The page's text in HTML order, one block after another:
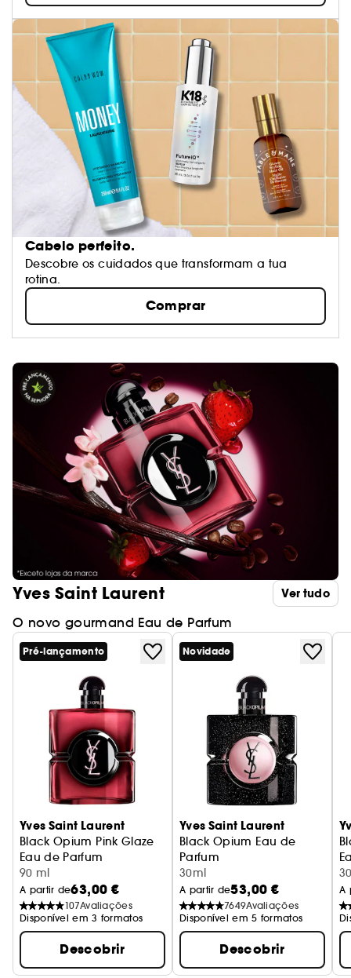
Cabelo perfeito.
Descobre os cuidados que transformam a tua
rotina.
Comprar
Yves Saint Laurent
O novo gourmand Eau de Parfum
Ver tudo
Pré-lançamento
Yves Saint Laurent
Black Opium Pink Glaze
Eau de Parfum
90 ml
A partir de63,00 €
107Avaliações
Disponível em 3 formatos
Descobrir
Novidade
Yves Saint Laurent
Black Opium Eau de
Parfum
30ml
A partir de53,00 €
7649Avaliações
Disponível em 5 formatos
Descobrir
A